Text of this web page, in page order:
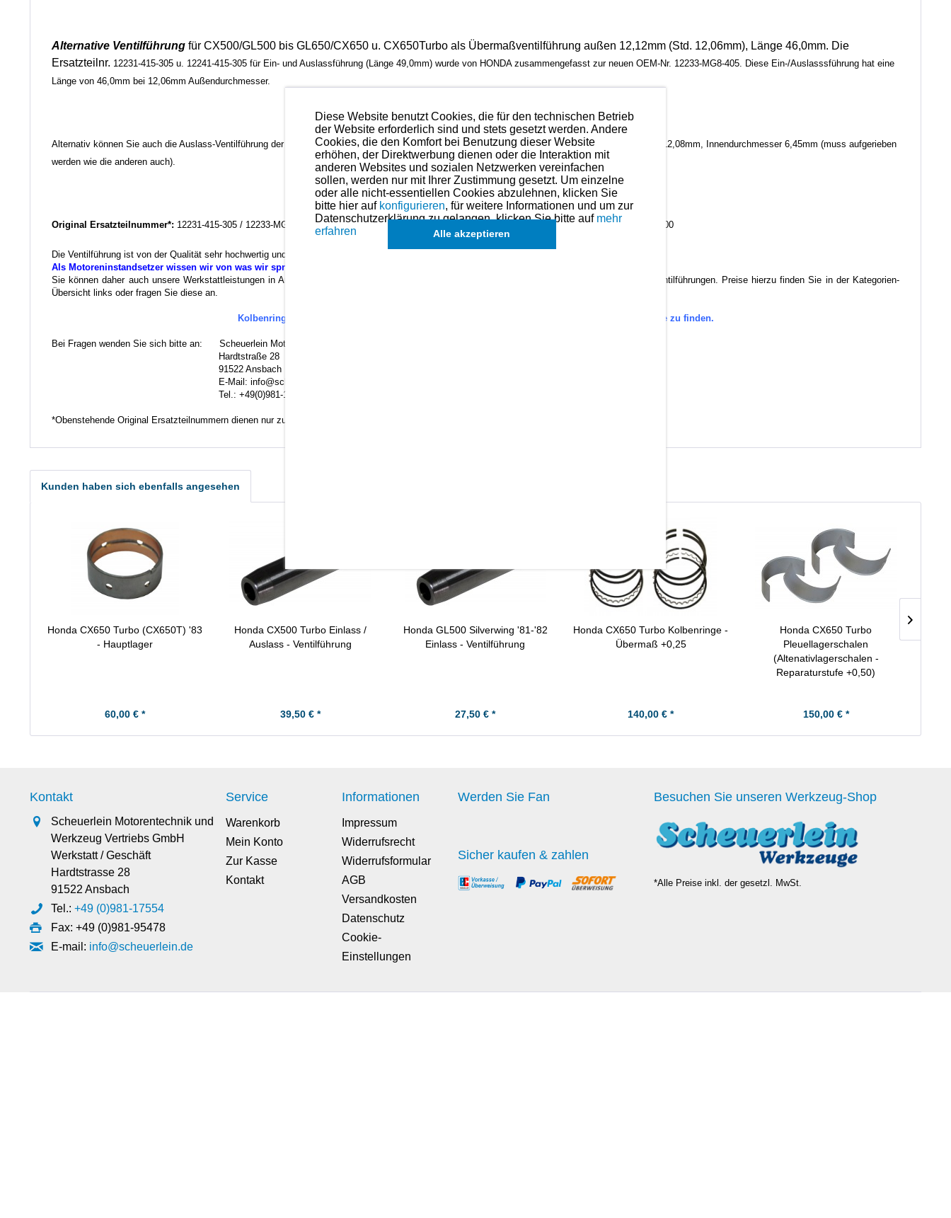
Alternative Ventilführung für CX500/GL500 bis GL650/CX650 u. CX650Turbo als Übermaßventilführung außen 12,12mm (Std. 12,06mm), Länge 46,0mm. Die
Ersatzteilnr. 12231-415-305 u. 12241-415-305 für Ein- und Auslassführung (Länge 49,0mm) wurde von HONDA zusammengefasst zur neuen OEM-Nr. 12233-MG8-405. Diese Ein-/Auslasssführung hat eine
Länge von 46,0mm bei 12,06mm Außendurchmesser.
Alternativ können Sie auch die Auslass-Ventilführung der HONDA VT500 bis XRV650 mit diesen Maßen verwenden: L = 51mm, Aussendurchmesser 12,08mm, Innendurchmesser 6,45mm (muss aufgerieben
werden wie die anderen auch).
Original Ersatzteilnummer*: 12231-415-305 / 12233-MG8-405 /12231-MC7-305 / 12233-ME9-305 / 12241-415-305 / 12241-MA1-305 / 12241-MA1-300
Die Ventilführung ist von der Qualität sehr hochwertig und kann bedenkenlos verbaut werden.
Als Motoreninstandsetzer wissen wir von was wir sprechen.
Sie können daher auch unsere Werkstattleistungen in Anspruch nehmen. Wie zum Beistpiel das Fräsen der Ventilsitze oder das Tauschen der Ventilführungen. Preise hierzu finden Sie in der Kategorien-
Übersicht links oder fragen Sie diese an.
Kolbenringe und Kolben für dieses Modell sind (falls vorhanden) in der übergeordneten Kategorie zu finden.
Bei Fragen wenden Sie sich bitte an: Scheuerlein Motorentechnik
Hardtstraße 28
91522 Ansbach
E-Mail: info@scheuerlein.de
Tel.: +49(0)981-17554
*Obenstehende Original Ersatzteilnummern dienen nur zu Vergleichszwecken.
Kunden haben sich ebenfalls angesehen
Honda CX650 Turbo (CX650T) '83
- Hauptlager
60,00 € *
Honda CX500 Turbo Einlass /
Auslass - Ventilführung
39,50 € *
Honda GL500 Silverwing '81-'82
Einlass - Ventilführung
27,50 € *
Honda CX650 Turbo Kolbenringe -
Übermaß +0,25
140,00 € *
Honda CX650 Turbo
Pleuellagerschalen
(Altenativlagerschalen -
Reparaturstufe +0,50)
150,00 € *
Kontakt
Scheuerlein Motorentechnik und
Werkzeug Vertriebs GmbH
Werkstatt / Geschäft
Hardtstrasse 28
91522 Ansbach
Tel.: +49 (0)981-17554
Fax: +49 (0)981-95478
E-mail: info@scheuerlein.de
Service
Warenkorb
Mein Konto
Zur Kasse
Kontakt
Informationen
Impressum
Widerrufsrecht
Widerrufsformular
AGB
Versandkosten
Datenschutz
Cookie-
Einstellungen
Werden Sie Fan
Sicher kaufen & zahlen
Besuchen Sie unseren Werkzeug-Shop
*Alle Preise inkl. der gesetzl. MwSt.
Diese Website benutzt Cookies, die für den technischen Betrieb
der Website erforderlich sind und stets gesetzt werden. Andere
Cookies, die den Komfort bei Benutzung dieser Website
erhöhen, der Direktwerbung dienen oder die Interaktion mit
anderen Websites und sozialen Netzwerken vereinfachen
sollen, werden nur mit Ihrer Zustimmung gesetzt. Um einzelne
oder alle nicht-essentiellen Cookies abzulehnen, klicken Sie
bitte hier auf konfigurieren, für weitere Informationen und um zur
Datenschutzerklärung zu gelangen, klicken Sie bitte auf mehr
erfahren
Alle akzeptieren